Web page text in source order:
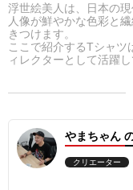
浮世絵美人は、日本の
人像が鮮やかな色彩と
きつけます。
ここで紹介するTシャ
ィレクターとして活躍
甦った浮世絵であり、
やまちゃん
クリエーター